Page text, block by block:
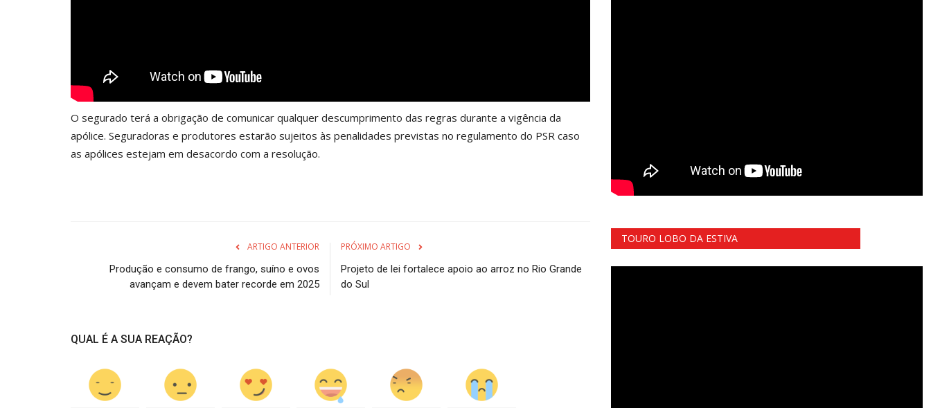
O segurado terá a obrigação de comunicar qualquer descumprimento das regras durante a vigência da
apólice. Seguradoras e produtores estarão sujeitos às penalidades previstas no regulamento do PSR caso
as apólices estejam em desacordo com a resolução.
ARTIGO ANTERIOR
Produção e consumo de frango, suíno e ovos
avançam e devem bater recorde em 2025
PRÓXIMO ARTIGO
Projeto de lei fortalece apoio ao arroz no Rio Grande
do Sul
QUAL É A SUA REAÇÃO?
TOURO LOBO DA ESTIVA